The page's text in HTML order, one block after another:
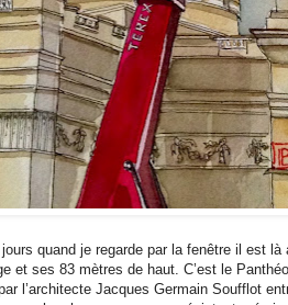
quand je regarde par la fenêtre il est
et ses 83 mètres de haut. C’est le
l’architecte Jacques Germain Soufflot